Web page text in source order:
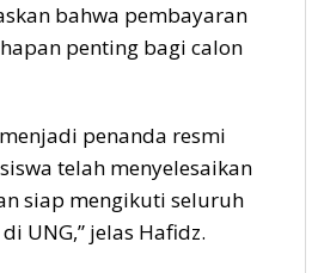
bahwa pembayaran
penting bagi calon
penanda resmi
telah menyelesaikan
siap mengikuti seluruh
UNG,” jelas Hafidz.